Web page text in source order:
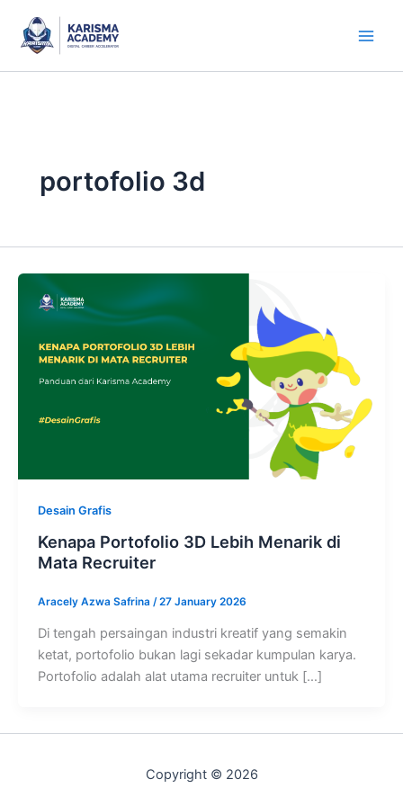
content
portofolio 3d
Desain Grafis
Kenapa Portofolio 3D Lebih Menarik di
Mata Recruiter
Aracely Azwa Safrina /27 January 2026
Di tengah persaingan industri kreatif yang semakin
ketat, portofolio bukan lagi sekadar kumpulan karya.
Portofolio adalah alat utama recruiter untuk […]
Copyright © 2026